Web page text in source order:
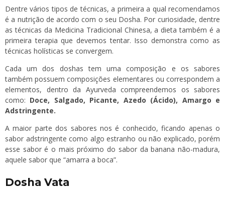
Dentre vários tipos de técnicas, a primeira a qual recomendamos
é a nutrição de acordo com o seu Dosha. Por curiosidade, dentre
as técnicas da Medicina Tradicional Chinesa, a dieta também é a
primeira terapia que devemos tentar. Isso demonstra como as
técnicas holísticas se convergem.
Cada um dos doshas tem uma composição e os sabores
também possuem composições elementares ou correspondem a
elementos, dentro da Ayurveda compreendemos os sabores
como: Doce, Salgado, Picante, Azedo (Ácido), Amargo e
Adstringente.
A maior parte dos sabores nos é conhecido, ficando apenas o
sabor adstringente como algo estranho ou não explicado, porém
esse sabor é o mais próximo do sabor da banana não-madura,
aquele sabor que “amarra a boca”.
Dosha Vata